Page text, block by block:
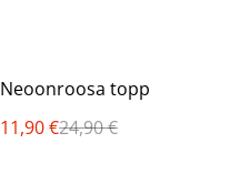
%
Neoonroosa topp
11,90 €24,90 €